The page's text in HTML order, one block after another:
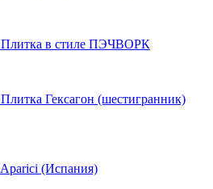
Плитка в стиле ПЭЧВОРК
Плитка Гексагон (шестигранник)
Aparici (Испания)